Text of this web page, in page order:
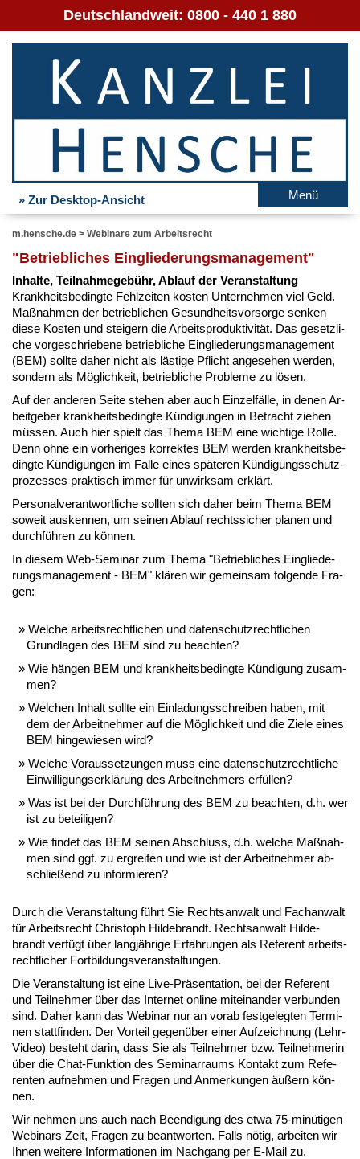
Deutschlandweit: 0800 - 440 1 880
» Zur Desktop-Ansicht Menü
m.hensche.de > Webinare zum Arbeitsrecht
"Be­trieb­li­ches Ein­glie­de­rungs­ma­nage­ment"
In­hal­te, Teil­nah­me­ge­bühr, Ab­lauf der Ver­an­stal­tung
Krank­heits­be­ding­te Fehl­zei­ten kos­ten Un­ter­neh­men viel Geld.
Maß­nah­men der be­trieb­li­chen Ge­sund­heits­vor­sor­ge sen­ken
die­se Kos­ten und stei­gern die Ar­beits­pro­duk­ti­vi­tät. Das ge­setz­li­
che vor­ge­schrie­be­ne be­trieb­li­che Ein­glie­de­rungs­ma­nage­ment
(BEM) soll­te da­her nicht als läs­ti­ge Pflicht an­ge­se­hen wer­den,
son­dern als Mög­lich­keit, be­trieb­li­che Pro­ble­me zu lö­sen.
Auf der an­de­ren Sei­te ste­hen aber auch Ein­zel­fäl­le, in de­nen Ar­
beit­ge­ber krank­heits­be­ding­te Kün­di­gun­gen in Be­tracht zie­hen
müs­sen. Auch hier spielt das The­ma BEM ei­ne wich­ti­ge Rol­le.
Denn oh­ne ein vor­he­ri­ges kor­rek­tes BEM wer­den krank­heits­be­
ding­te Kün­di­gun­gen im Fal­le ei­nes spä­te­ren Kün­di­gungs­schutz­
pro­zes­ses prak­tisch im­mer für un­wirk­sam er­klärt.
Per­so­nal­ver­ant­wort­li­che soll­ten sich da­her beim The­ma BEM
so­weit aus­ken­nen, um sei­nen Ab­lauf rechts­si­cher pla­nen und
durch­füh­ren zu kön­nen.
In die­sem Web-Se­mi­nar zum The­ma "Be­trieb­li­ches Ein­glie­de­
rungs­ma­nage­ment - BEM" klä­ren wir ge­mein­sam fol­gen­de Fra­
gen:
Wel­che ar­beits­recht­li­chen und da­ten­schutz­recht­li­chen
Grund­la­gen des BEM sind zu be­ach­ten?
Wie hän­gen BEM und krank­heits­be­ding­te Kün­di­gung zu­sam­
men?
Wel­chen In­halt soll­te ein Ein­la­dungs­schrei­ben ha­ben, mit
dem der Ar­beit­neh­mer auf die Mög­lich­keit und die Zie­le ei­nes
BEM hin­ge­wie­sen wird?
Wel­che Vor­aus­set­zun­gen muss ei­ne da­ten­schutz­recht­li­che
Ein­wil­li­gungs­er­klä­rung des Ar­beit­neh­mers er­fül­len?
Was ist bei der Durch­füh­rung des BEM zu be­ach­ten, d.h. wer
ist zu be­tei­li­gen?
Wie fin­det das BEM sei­nen Ab­schluss, d.h. wel­che Maß­nah­
men sind ggf. zu er­grei­fen und wie ist der Ar­beit­neh­mer ab­
schlie­ßend zu in­for­mie­ren?
Durch die Ver­an­stal­tung führt Sie Rechts­an­walt und Fach­an­walt
für Ar­beits­recht Chris­toph Hil­de­brandt. Rechts­an­walt Hil­de­
brandt ver­fügt über lang­jäh­ri­ge Er­fah­run­gen als Re­fe­rent ar­beits­
recht­li­cher Fort­bil­dungs­ver­an­stal­tun­gen.
Die Ver­an­stal­tung ist ei­ne Li­ve-Prä­sen­ta­ti­on, bei der Re­fe­rent
und Teil­neh­mer über das In­ter­net on­line mit­ein­an­der ver­bun­den
sind. Da­her kann das We­bi­nar nur an vor­ab fest­ge­leg­ten Ter­mi­
nen statt­fin­den. Der Vor­teil ge­gen­über ei­ner Auf­zeich­nung (Lehr-
Vi­deo) be­steht dar­in, dass Sie als Teil­neh­mer bzw. Teil­neh­me­rin
über die Chat-Funk­ti­on des Se­mi­nar­raums Kon­takt zum Re­fe­
ren­ten auf­neh­men und Fra­gen und An­mer­kun­gen äu­ßern kön­
nen.
Wir neh­men uns auch nach Be­en­di­gung des et­wa 75-mi­nü­ti­gen
We­bi­nars Zeit, Fra­gen zu be­ant­wor­ten. Falls nö­tig, ar­bei­ten wir
Ih­nen wei­te­re In­for­ma­tio­nen im Nach­gang per E-Mail zu.